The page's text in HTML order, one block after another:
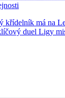
křídelník má na
duel Ligy